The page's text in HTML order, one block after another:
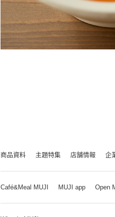
商品資料 主題特集 店舗情報 企
Café&Meal MUJI MUJI app Open